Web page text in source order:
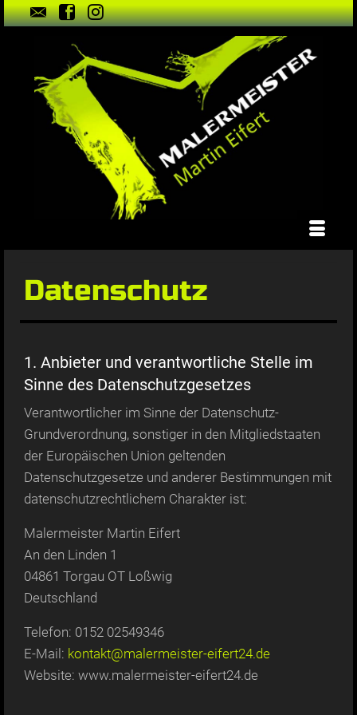
Datenschutz
1. Anbieter und verantwortliche Stelle im
Sinne des Datenschutzgesetzes
Verantwortlicher im Sinne der Datenschutz-
Grundverordnung, sonstiger in den Mitgliedstaaten
der Europäischen Union geltenden
Datenschutzgesetze und anderer Bestimmungen mit
datenschutzrechtlichem Charakter ist:
Malermeister Martin Eifert
An den Linden 1
04861 Torgau OT Loßwig
Deutschland
Telefon: 0152 02549346
E-Mail: kontakt@malermeister-eifert24.de
Website: www.malermeister-eifert24.de